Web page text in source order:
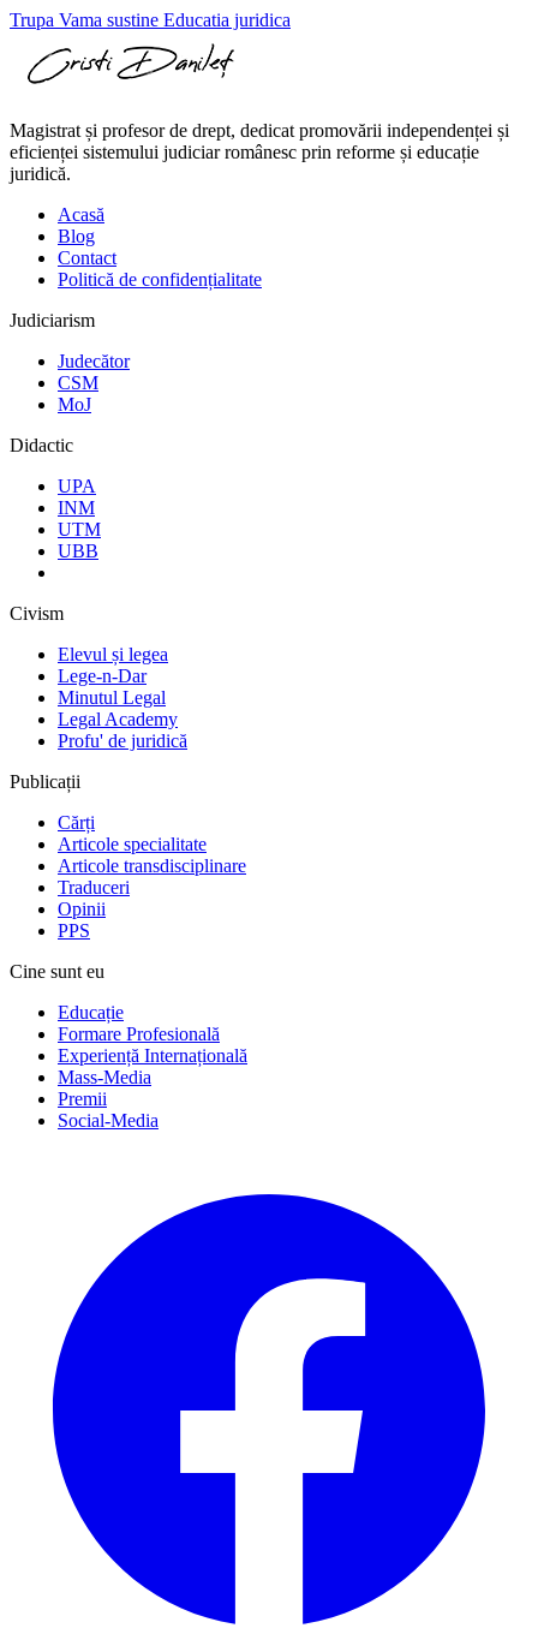
Trupa Vama sustine Educatia juridica
Magistrat și profesor de drept, dedicat promovării independenței și
eficienței sistemului judiciar românesc prin reforme și educație
juridică.
Acasă
Blog
Contact
Politică de confidențialitate
Judiciarism
Judecător
CSM
MoJ
Didactic
UPA
INM
UTM
UBB
Civism
Elevul și legea
Lege-n-Dar
Minutul Legal
Legal Academy
Profu' de juridică
Publicații
Cărți
Articole specialitate
Articole transdisciplinare
Traduceri
Opinii
PPS
Cine sunt eu
Educație
Formare Profesională
Experiență Internațională
Mass-Media
Premii
Social-Media